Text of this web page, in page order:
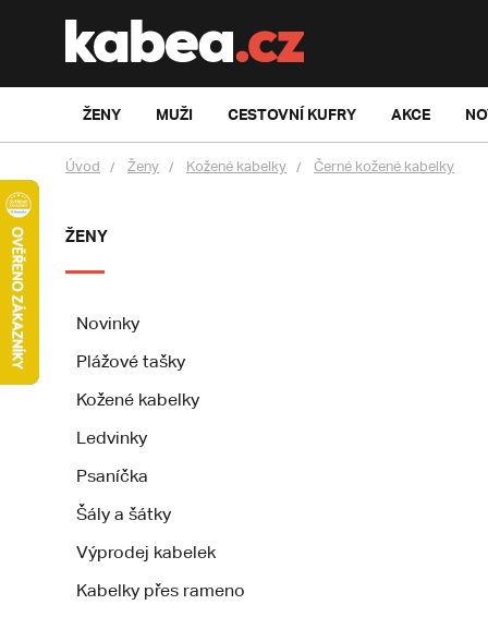
ŽENY MUŽI CESTOVNÍ KUFRY AKCE
Úvod Ženy Kožené kabelky Černé kožené kabelky
ŽENY
Novinky
Plážové tašky
Kožené kabelky
Ledvinky
Psaníčka
Šály a šátky
Výprodej kabelek
Kabelky přes rameno